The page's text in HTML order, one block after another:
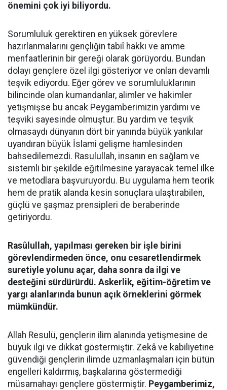
önemini çok iyi biliyordu.
Sorumluluk gerektiren en yüksek görevlere
hazırlanmalarını gençliğin tabiî hakkı ve amme
menfaatlerinin bir gereği olarak görüyordu. Bundan
dolayı gençlere özel ilgi gösteriyor ve onları devamlı
teşvik ediyordu. Eğer görev ve sorumluluklarının
bilincinde olan kumandanlar, alimler ve hakimler
yetişmişse bu ancak Peygamberimizin yardımı ve
teşviki sayesinde olmuştur. Bu yardım ve teşvik
olmasaydı dünyanın dört bir yanında büyük yankılar
uyandıran büyük İslami gelişme hamlesinden
bahsedilemezdi. Rasulullah, insanın en sağlam ve
sistemli bir şekilde eğitilmesine yarayacak temel ilke
ve metodlara başvuruyordu. Bu uygulama hem teorik
hem de pratik alanda kesin sonuçlara ulaştırabilen,
güçlü ve şaşmaz prensipleri de beraberinde
getiriyordu.
Rasûlullah, yapılması gereken bir işle birini
görevlendirmeden önce, onu cesaretlendirmek
suretiyle yolunu açar, daha sonra da ilgi ve
desteğini sürdürürdü. Askerlik, eğitim-öğretim ve
yargı alanlarında bunun açık örneklerini görmek
mümkündür.
Allah Resulü, gençlerin ilim alanında yetişmesine de
büyük ilgi ve dikkat göstermiştir. Zekâ ve kabiliyetine
güvendiği gençlerin ilimde uzmanlaşmaları için bütün
engelleri kaldırmış, başkalarına göstermediği
müsamahayı gençlere göstermiştir. Peygamberimiz,